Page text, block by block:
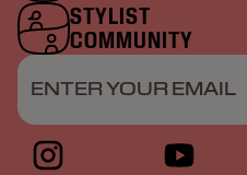
STYLIST
COMMUNITY
ENTER YOUR EMAIL